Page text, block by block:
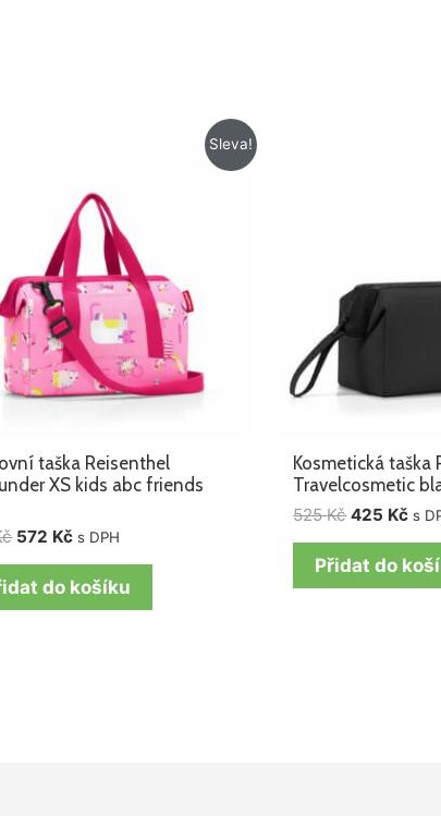
Sleva!
taška Reisenthel
XS kids abc friends
572 Kč
572 Kč.
s DPH
do košíku
Kosmetická taška
Travelcosmetic
525Kč 425 Kč s
Přidat do